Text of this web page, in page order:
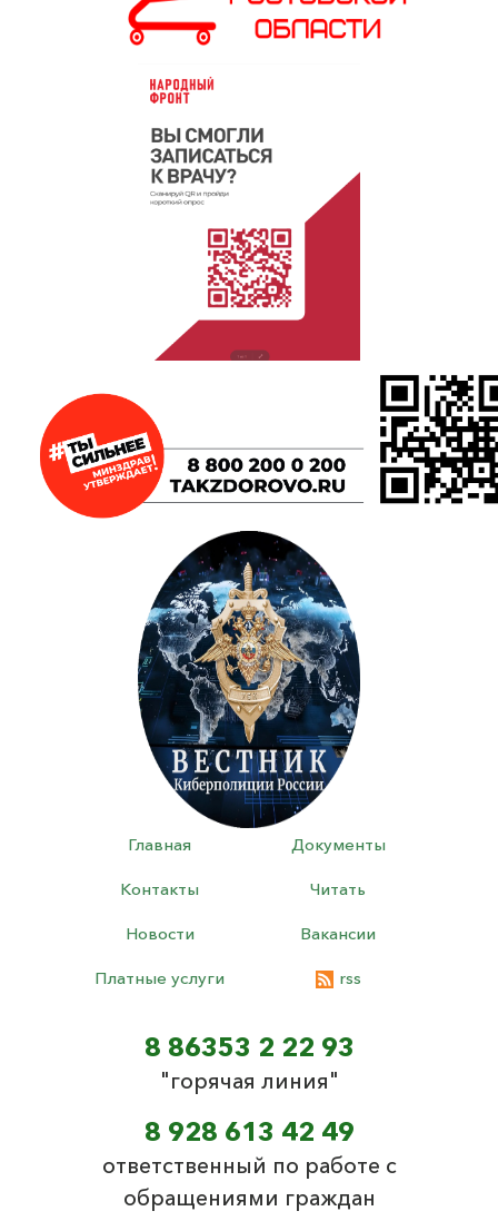
Главная Документы
Контакты Читать
Новости Вакансии
Платные услуги rss
8 86353 2 22 93
"горячая линия"
8 928 613 42 49
ответственный по работе с
обращениями граждан